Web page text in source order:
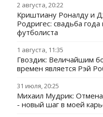
2 августа, 20:22
Криштиану Роналду и
Родригес: свадьба
футболиста
1 августа, 11:35
Гвоздик: Величайшим
времен является Рэй
31 июля, 20:25
Михаил Мудрик:
- новый шаг в моей